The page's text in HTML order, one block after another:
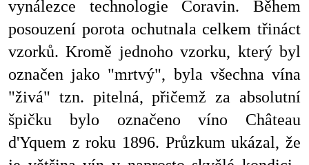
vynálezce technologie Coravin. Během
posouzení porota ochutnala celkem třináct
vzorků. Kromě jednoho vzorku, který byl
označen jako "mrtvý", byla všechna vína
"živá" tzn. pitelná, přičemž za absolutní
špičku bylo označeno víno Château
d'Yquem z roku 1896. Průzkum ukázal, že